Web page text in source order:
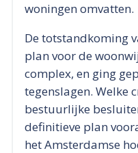
woningen omvatten.
De totstandkoming
plan voor de
complex, en ging
tegenslagen. Welke
bestuurlijke
definitieve plan
het Amsterdamse